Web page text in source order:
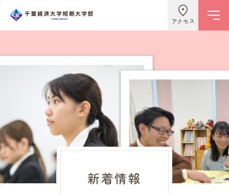
アクセス
学校情報
ビジネスライフ学科
こども学科
キャンパスライフ新着情報